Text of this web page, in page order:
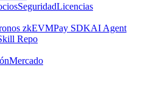
SeguridadLicencias
zkEVMPay SDKAI Agent
Repo
Mercado